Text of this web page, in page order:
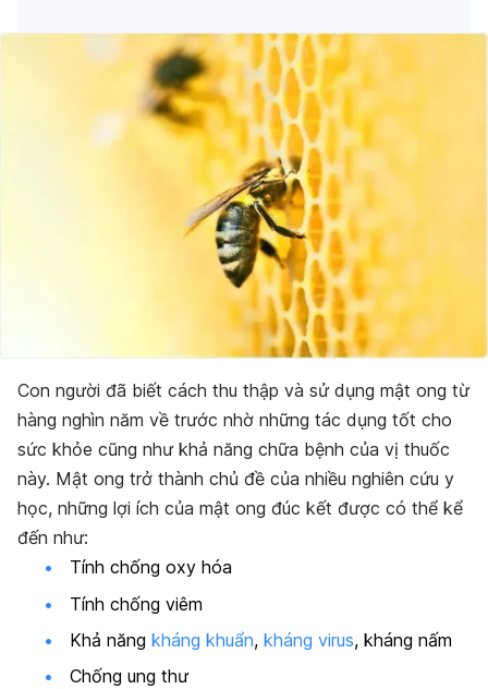
Con người đã biết cách thu thập và sử dụng mật ong từ
hàng nghìn năm về trước nhờ những tác dụng tốt cho
sức khỏe cũng như khả năng chữa bệnh của vị thuốc
này. Mật ong trở thành chủ đề của nhiều nghiên cứu y
học, những lợi ích của mật ong đúc kết được có thể kể
đến như:
Tính chống oxy hóa
Tính chống viêm
Khả năng kháng khuẩn, kháng virus, kháng nấm
Chống ung thư